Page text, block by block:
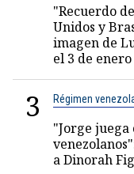
"Recuerdo
Unidos y
imagen de
el 3 de enero
3 Régimen
"Jorge
a Dinorah